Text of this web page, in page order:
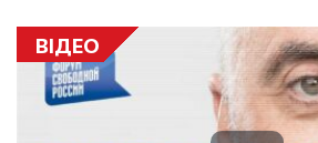
ВІДЕО